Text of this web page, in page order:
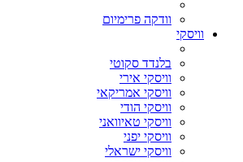
וודקה פרימיום
וויסקי
בלנדד סקוטי
וויסקי אירי
וויסקי אמריקאי
וויסקי הודי
וויסקי טאיוואני
וויסקי יפני
וויסקי ישראלי